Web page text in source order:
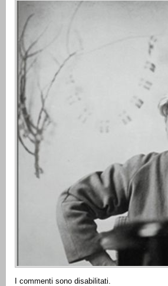
I commenti sono disabilitati.